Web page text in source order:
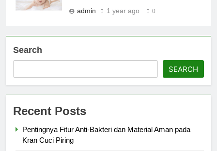
admin 1 year ago 0
Search
SEARCH
Recent Posts
Pentingnya Fitur Anti-Bakteri dan Material Aman pada
Kran Cuci Piring